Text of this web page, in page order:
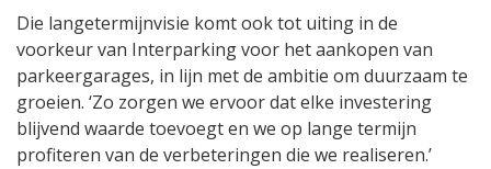
Die langetermijnvisie komt ook tot uiting in de
voorkeur van Interparking voor het aankopen van
parkeergarages, in lijn met de ambitie om duurzaam te
groeien. ‘Zo zorgen we ervoor dat elke investering
blijvend waarde toevoegt en we op lange termijn
profiteren van de verbeteringen die we realiseren.’